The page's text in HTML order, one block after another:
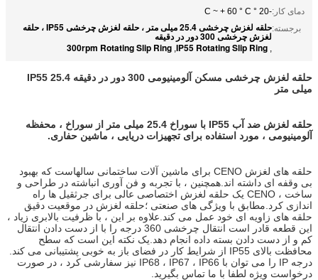
دمای کار:-20 ° C ~ + 60 ° C
برجسته:
حلقه لغزش چرخشی 25.4 میلی متر ، حلقه لغزش چرخشی IP55 ، حلقه
لغزش چرخشی 300 دور در دقیقه
,
IP55 Rotating Slip Ring
,
300rpm Rotating Slip Ring
حلقه لغزش چرخشی مسکن آلومینیومی 300 دور در دقیقه IP55 25.4
میلی متر
حلقه لغزش ضد آب IP55 با سوراخ 25.4 میلی متر از سوراخ ، محفظه
آلومینیومی ، مورد استفاده برای تجهیزات دریایی ، ماشین حفاری.
حلقه های لغزش CENO برای ماشین آلات ساختمانی سالهاست که بهبود
بی وقفه ای داشته اند.همچنین ، با تجربه و فن آوری انباشته در طراحی و
ساخت ، CENO یک حلقه لغزش اختصاصی عالی برای جرثقیل ها راه
اندازی کرد.مطابق با ویژگی های صنعتی ؛حلقه لغزش در موقعیت دقیق
حلقه های زاویه ای خود عمل می کند.علاوه بر این ، با ظرفیت بالابری زیاد ،
این قطعه قادر است انتقال چرخشی 360 درجه را با از دست دادن انتقال
کم و از دست دادن بسته داده انجام دهد.یک نکته این است که سطح
محافظت بالای IP55 از شرایط کار در فضای باز به خوبی پشتیبانی می کند.
درجه IP را می توان با IP68 ، IP67 ، IP66 نیز سفارشی کرد ، در صورت
درخواست ویژه لطفا با ما تماس بگیرید.